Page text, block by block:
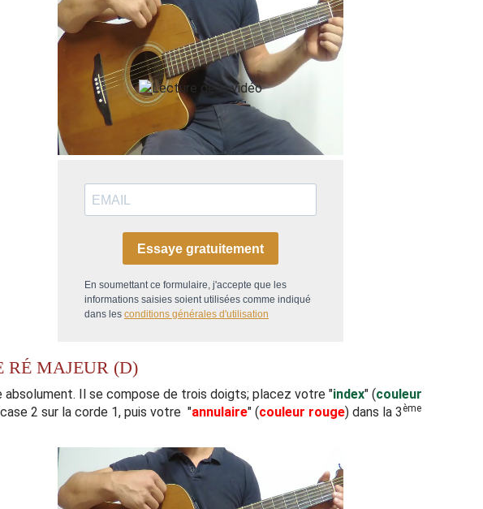
Essaye gratuitement
En soumettant ce formulaire, j'accepte que les
informations saisies soient utilisées comme indiqué
dans les conditions générales d'utilisation
RÉ MAJEUR (D)
Il se compose de trois doigts; placez votre "index" (couleur
2 sur la corde 1, puis votre "annulaire" (couleur rouge) dans la 3ème